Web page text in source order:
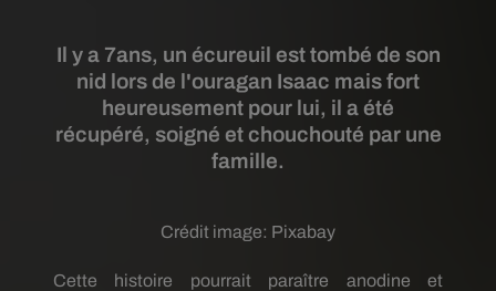
Il y a 7ans, un écureuil est tombé de son
nid lors de l'ouragan Isaac mais fort
heureusement pour lui, il a été
récupéré, soigné et chouchouté par une
famille.
Crédit image: Pixabay
Cette histoire pourrait paraître anodine et